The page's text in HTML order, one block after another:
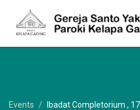
Events Ibadat Completorium ,